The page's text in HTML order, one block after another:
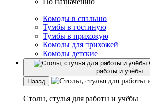
По назначению
Комоды в спальню
Тумбы в гостиную
Тумбы в прихожую
Комоды для прихожей
Комоды детские
Столы, стулья для
работы и учёбы
Назад
Столы, стулья для работы и учёбы